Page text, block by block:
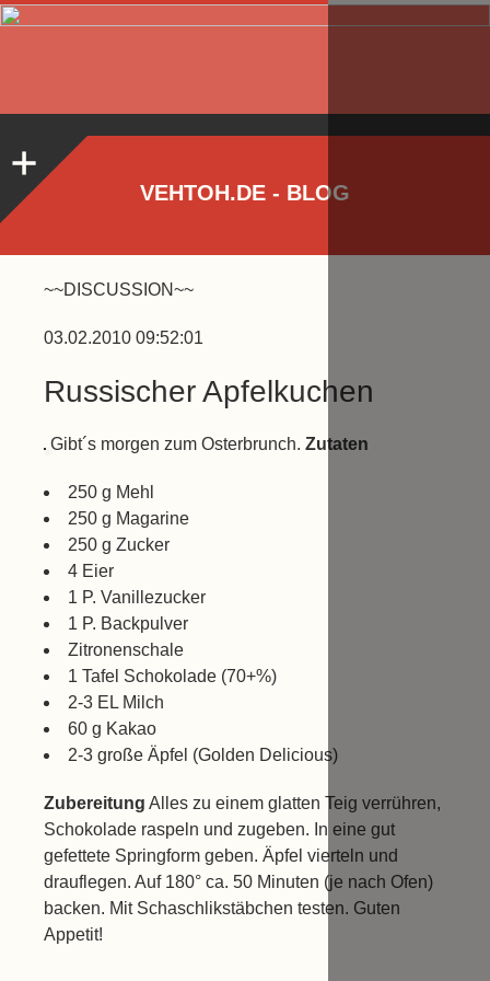
VEHTOH.DE - BLOG
~~DISCUSSION~~
03.02.2010 09:52:01
Russischer Apfelkuchen
Gibt´s morgen zum Osterbrunch. Zutaten
250 g Mehl
250 g Magarine
250 g Zucker
4 Eier
1 P. Vanillezucker
1 P. Backpulver
Zitronenschale
1 Tafel Schokolade (70+%)
2-3 EL Milch
60 g Kakao
2-3 große Äpfel (Golden Delicious)
Zubereitung Alles zu einem glatten Teig verrühren,
Schokolade raspeln und zugeben. In eine gut
gefettete Springform geben. Äpfel vierteln und
drauflegen. Auf 180° ca. 50 Minuten (je nach Ofen)
backen. Mit Schaschlikstäbchen testen. Guten
Appetit!